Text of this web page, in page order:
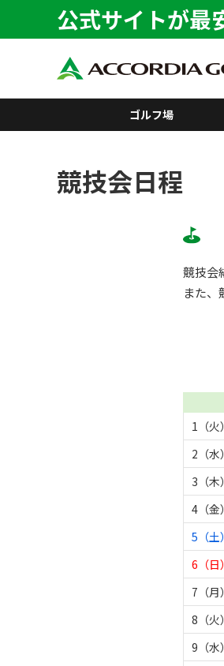
公式サイトが最
ゴルフ場
競技会日程
競技会
また、
1（火）
2（水）
3（木）
4（金）
5（土）
6（日）
7（月）
8（火）
9（水）